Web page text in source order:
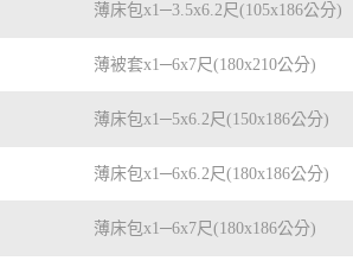
薄床包x1─3.5x6.2尺(105x186公分)
薄被套x1─6x7尺(180x210公分)
薄床包x1─5x6.2尺(150x186公分)
薄床包x1─6x6.2尺(180x186公分)
薄床包x1─6x7尺(180x186公分)